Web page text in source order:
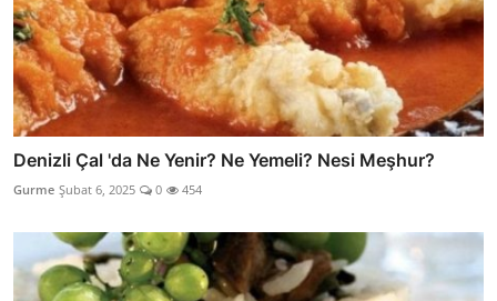
Denizli Çal 'da Ne Yenir? Ne Yemeli? Nesi Meşhur?
Gurme Şubat 6, 2025 0 454